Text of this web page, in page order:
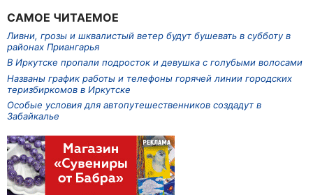
САМОЕ ЧИТАЕМОЕ
Ливни, грозы и шквалистый ветер будут бушевать в субботу в
районах Приангарья
В Иркутске пропали подросток и девушка с голубыми волосами
Названы график работы и телефоны горячей линии городских
теризбиркомов в Иркутске
Особые условия для автопутешественников создадут в
Забайкалье